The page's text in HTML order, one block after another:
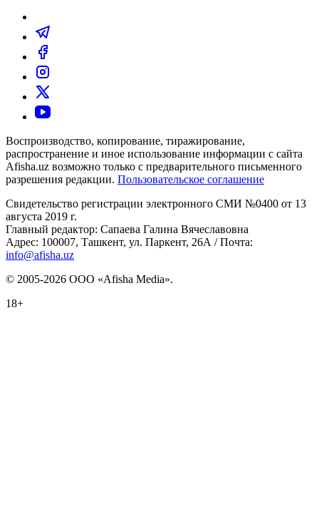
Воспроизводство, копирование, тиражирование,
распространение и иное использование информации с сайта
Afisha.uz возможно только с предварительного письменного
разрешения редакции. Пользовательское соглашение
Свидетельство регистрации электронного СМИ №0400 от 13
августа 2019 г.
Главный редактор: Сапаева Галина Вячеславовна
Адрес: 100007, Ташкент, ул. Паркент, 26А / Почта:
info@afisha.uz
© 2005-2026 ООО «Afisha Media».
18+